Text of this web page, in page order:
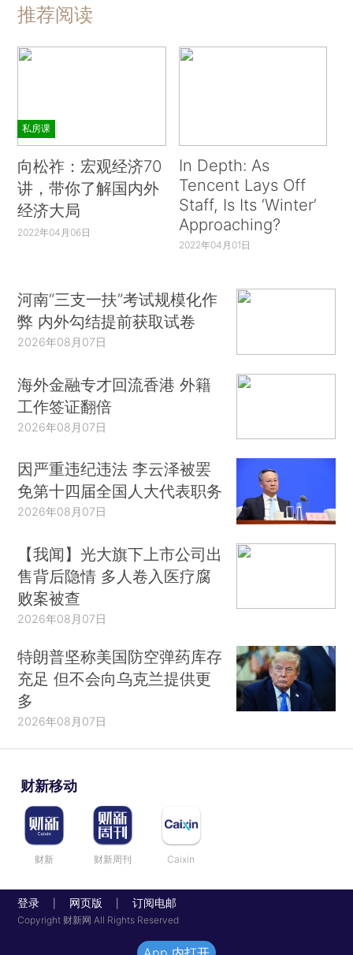
推荐阅读
私房课
向松祚：宏观经济70
讲，带你了解国内外
经济大局
2022年04月06日
In Depth: As
Tencent Lays Off
Staff, Is Its ‘Winter’
Approaching?
2022年04月01日
河南“三支一扶”考试规模化作
弊 内外勾结提前获取试卷
2026年08月07日
海外金融专才回流香港 外籍
工作签证翻倍
2026年08月07日
因严重违纪违法 李云泽被罢
免第十四届全国人大代表职务
2026年08月07日
【我闻】光大旗下上市公司出
售背后隐情 多人卷入医疗腐
败案被查
2026年08月07日
特朗普坚称美国防空弹药库存
充足 但不会向乌克兰提供更
多
2026年08月07日
财新移动
财新 财新周刊 Caixin
登录 网页版 订阅电邮
Copyright 财新网 All Rights Reserved